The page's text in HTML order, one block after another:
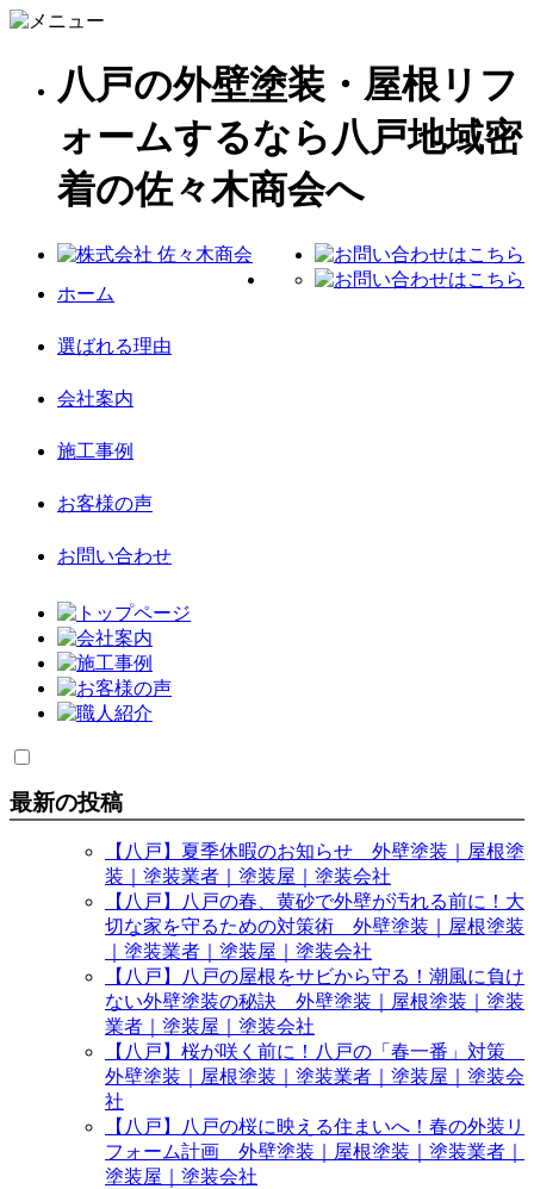
八戸の外壁塗装・屋根リフ
ォームするなら八戸地域密
着の佐々木商会へ
ホーム
選ばれる理由
会社案内
施工事例
お客様の声
お問い合わせ
最新の投稿
【八戸】夏季休暇のお知らせ 外壁塗装｜屋根塗
装｜塗装業者｜塗装屋｜塗装会社
【八戸】八戸の春、黄砂で外壁が汚れる前に！大
切な家を守るための対策術 外壁塗装｜屋根塗装
｜塗装業者｜塗装屋｜塗装会社
【八戸】八戸の屋根をサビから守る！潮風に負け
ない外壁塗装の秘訣 外壁塗装｜屋根塗装｜塗装
業者｜塗装屋｜塗装会社
【八戸】桜が咲く前に！八戸の「春一番」対策
外壁塗装｜屋根塗装｜塗装業者｜塗装屋｜塗装会
社
【八戸】八戸の桜に映える住まいへ！春の外装リ
フォーム計画 外壁塗装｜屋根塗装｜塗装業者｜
塗装屋｜塗装会社